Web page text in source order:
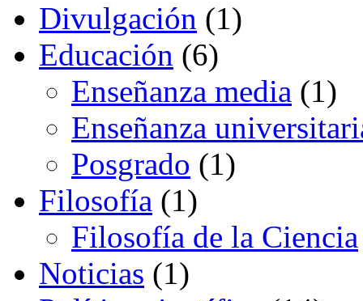
Divulgación (1)
Educación (6)
Enseñanza media (1)
Enseñanza
Posgrado (1)
Filosofía (1)
Filosofía de la Ciencia
Noticias (1)